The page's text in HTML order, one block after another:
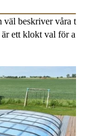
väl beskriver våra t
ett klokt val för a